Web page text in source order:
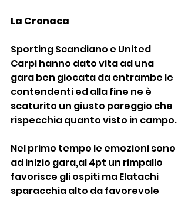
La Cronaca
Sporting Scandiano e United
Carpi hanno dato vita ad una
gara ben giocata da entrambe le
contendenti ed alla fine ne è
scaturito un giusto pareggio che
rispecchia quanto visto in campo.
Nel primo tempo le emozioni sono
ad inizio gara,al 4pt un rimpallo
favorisce gli ospiti ma Elatachi
sparacchia alto da favorevole